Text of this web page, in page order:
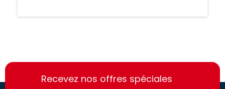
https://france-
access.fr
https://france-
access.fr
Recevez nos offres spéciales